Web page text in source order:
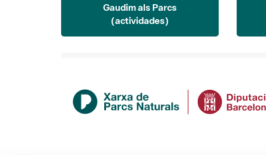
Gaudim als Parcs
(actividades)